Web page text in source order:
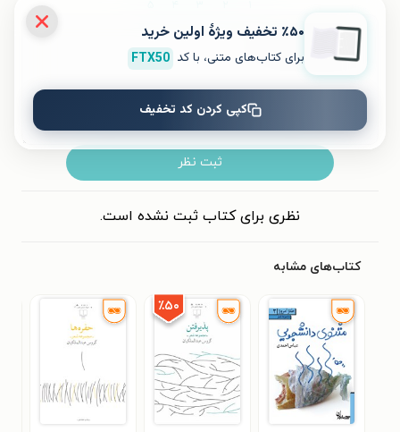
ثبت نظر
نظری برای کتاب ثبت نشده است.
کتاب‌های مشابه
٪۵۰
٪۵۰ تخفیف ویژۀ اولین خرید
برای کتاب‌های متنی، با کد FTX50
کپی کردن کد تخفیف